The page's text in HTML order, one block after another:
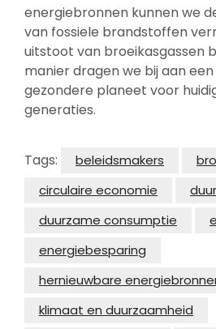
energiebronnen kunnen we
van fossiele brandstoffen
uitstoot van broeikasgassen
manier dragen we bij aan
gezondere planeet voor
generaties.
Tags: beleidsmakers
circulaire economie
duurzame consumptie
energiebesparing
hernieuwbare
klimaat en duurzaamheid